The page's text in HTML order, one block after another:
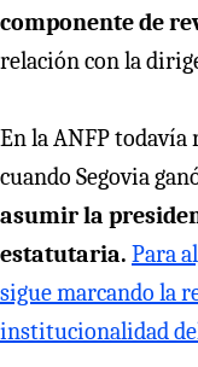
componente de
relación con la
En la ANFP todavía
cuando Segovia
asumir la
estatutaria. Para
sigue marcando la
institucionalidad